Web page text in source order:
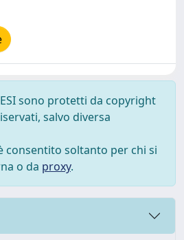
sono protetti da copyright
salvo diversa
consentito soltanto per chi si
o da proxy.